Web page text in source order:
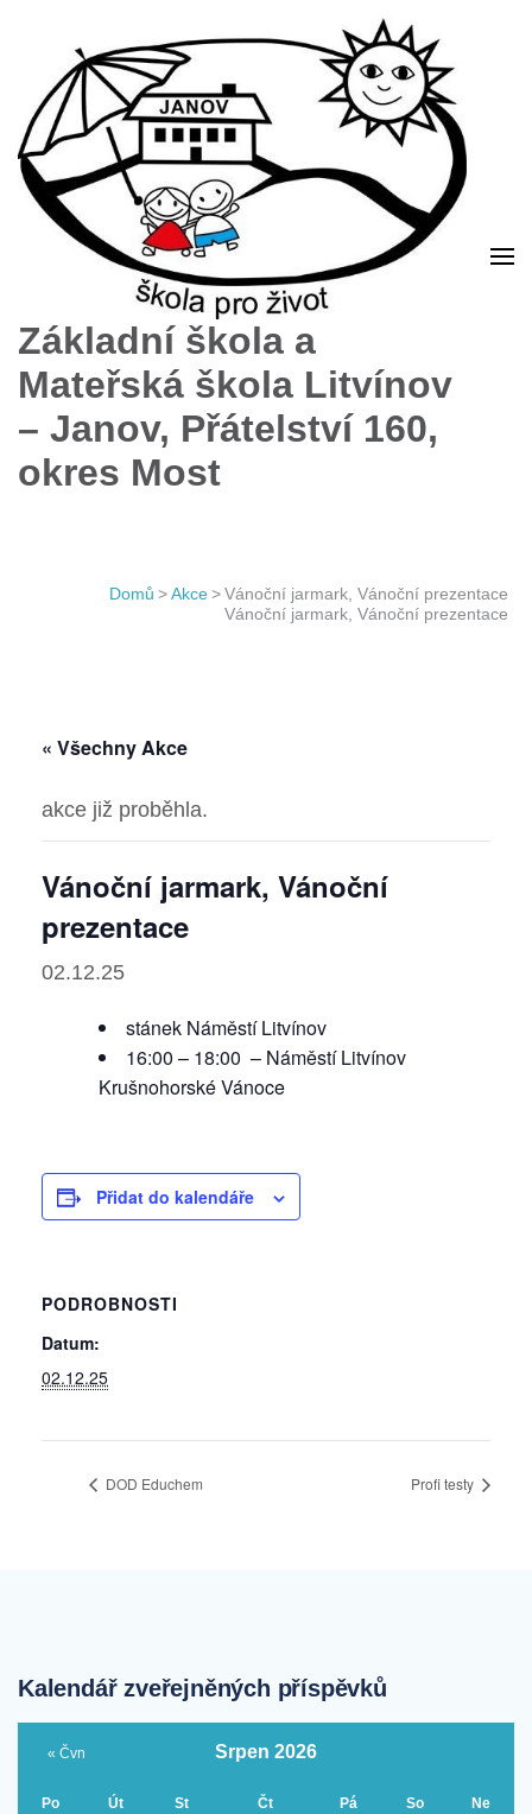
Základní škola a
Mateřská škola Litvínov
– Janov, Přátelství 160,
okres Most
Domů >Akce>Vánoční jarmark, Vánoční prezentace
Vánoční jarmark, Vánoční prezentace
« Všechny Akce
akce již proběhla.
Vánoční jarmark, Vánoční
prezentace
02.12.25
stánek Náměstí Litvínov
16:00 – 18:00 – Náměstí Litvínov
Krušnohorské Vánoce
Přidat do kalendáře
PODROBNOSTI
Datum:
02.12.25
DOD Educhem Profi testy
Kalendář zveřejněných příspěvků
Srpen 2026
Po Út St Čt Pá So Ne
« Čvn